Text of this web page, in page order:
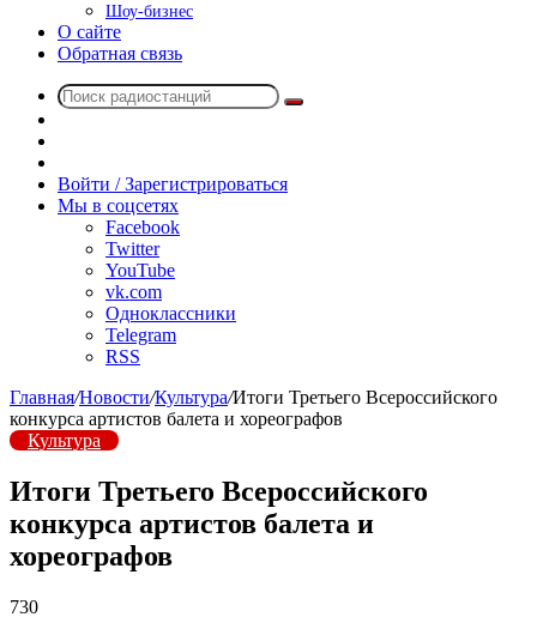
Шоу-бизнес
О сайте
Обратная связь
Поиск
радио
Войти / Зарегистрироваться
Мы в соцсетях
Facebook
Twitter
YouTube
vk.com
Одноклассники
Telegram
RSS
Главная/Новости/Культура/Итоги Третьего Всероссийского
конкурса артистов балета и хореографов
Культура
Итоги Третьего Всероссийского
конкурса артистов балета и
хореографов
730